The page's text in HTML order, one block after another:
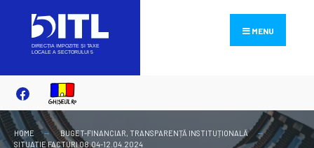
content
MENU
HOME BUGET-FINANCIAR, TRANSPARENȚĂ INSTITUȚIONALĂ
SITUATIE FACTURI 08.04-12.04.2024
for: